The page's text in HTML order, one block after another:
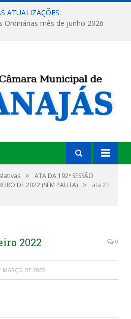
ATUALIZAÇÕES:
Ordinárias mês de junho 2026
»
ATA DA 192ª SESSÃO
DE 2022 (SEM PAUTA) »
ata 22
2022 0
MARÇO DE 2022